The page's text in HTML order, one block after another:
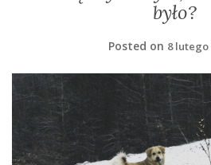
było?
Posted on 8 lutego